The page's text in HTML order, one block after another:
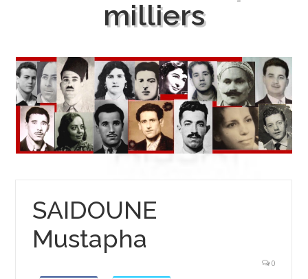
milliers
SAIDOUNE
Mustapha
0